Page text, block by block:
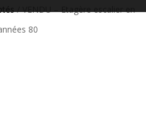
/ VENDU – Etagère escalier en
80